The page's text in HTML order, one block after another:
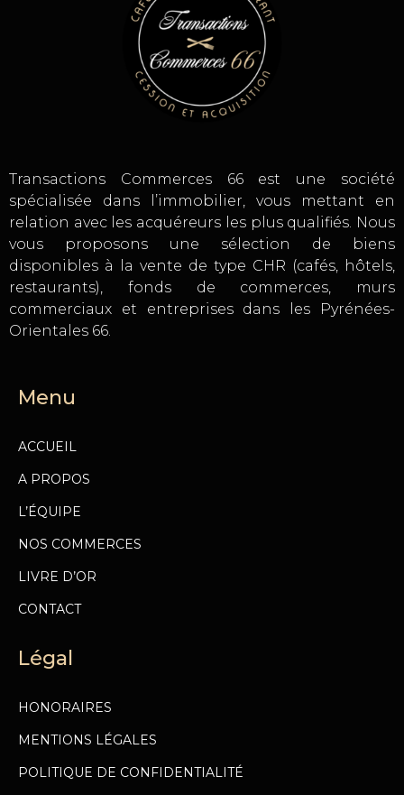
Transactions Commerces 66 est une société
spécialisée dans l’immobilier, vous mettant en
relation avec les acquéreurs les plus qualifiés. Nous
vous proposons une sélection de biens
disponibles à la vente de type CHR (cafés, hôtels,
restaurants), fonds de commerces, murs
commerciaux et entreprises dans les Pyrénées-
Orientales 66.
Menu
ACCUEIL
A PROPOS
L’ÉQUIPE
NOS COMMERCES
LIVRE D’OR
CONTACT
Légal
HONORAIRES
MENTIONS LÉGALES
POLITIQUE DE CONFIDENTIALITÉ